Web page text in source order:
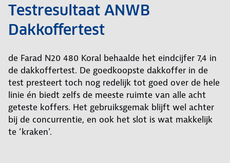
Testresultaat ANWB
Dakkoffertest
de Farad N20 480 Koral behaalde het eindcijfer 7,4 in
de dakkoffertest. De goedkoopste dakkoffer in de
test presteert toch nog redelijk tot goed over de hele
linie én biedt zelfs de meeste ruimte van alle acht
geteste koffers. Het gebruiksgemak blijft wel achter
bij de concurrentie, en ook het slot is wat makkelijk
te ‘kraken’.